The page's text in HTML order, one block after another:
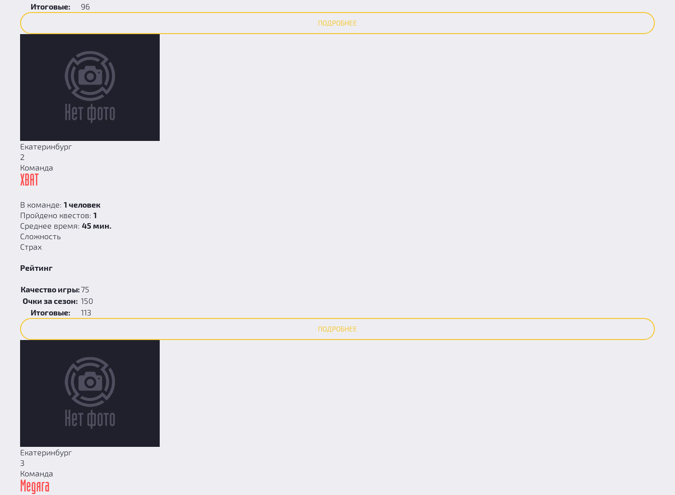
Итоговые:
96
ПОДРОБНЕЕ
Екатеринбург
2
Команда
ХВАТ
В команде: 1 человек
Пройдено квестов: 1
Среднее время: 45 мин.
Сложность
Страх
Рейтинг
Качество игры:75
Очки за сезон: 150
Итоговые:
113
ПОДРОБНЕЕ
Екатеринбург
3
Команда
Медяга